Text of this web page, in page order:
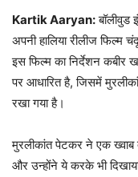
Kartik Aaryan:बॉलीवुड
अपनी हालिया रीलीज फिल्म
इस फिल्म का निर्देशन कबीर
पर आधारित है, जिसमें
रखा गया है।
मुरलीकांत पेटकर ने एक
और उन्होंने ये करके भी